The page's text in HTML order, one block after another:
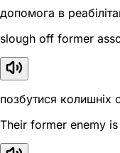
допомога в
slough off former
позбутися колишніх
Their former enemy